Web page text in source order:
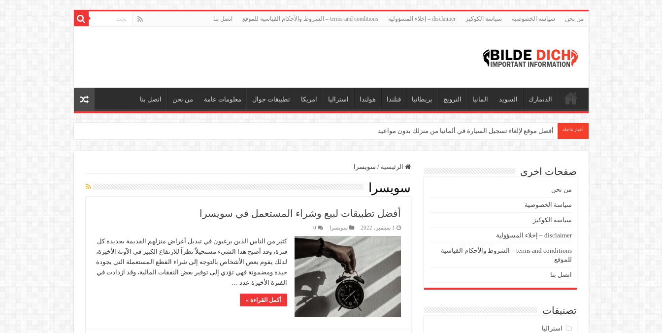
من نحن سياسة الخصوصية سياسة الكوكيز disclaimer – إخلاء المسؤولية terms and conditions – الشروط والأحكام القياسية للموقع اتصل بنا
الدنمارك السويد المانيا النرويج بريطانيا فنلندا هولندا استراليا امريكا تطبيقات جوال معلومات عامة من نحن اتصل بنا
أخبار عاجلة أفضل موقع لإلغاء تسجيل السيارة في ألمانيا من منزلك بدون مواعيد
الرئيسية / سويسرا
سويسرا
أفضل تطبيقات لبيع وشراء المستعمل في سويسرا
1 سبتمبر، 2022 سويسرا 0
كثير من الناس الذين يرغبون في تبديل أغراض منزلهم القديمة بجديدة كل
فترة، وقد أصبح هذا الشيء مستحيلاً نظراً للارتفاع الكبير في الآونة الأخيرة،
لذلك يقوم بعض الأشخاص بالتوجه إلى شراء القطع المستعملة التي بجودة
جيدة ومضمونة فهي تؤدي إلى توفير بعض النفقات المالية، وقد ازدادت في
الفترة الأخيرة عدد …
أكمل القراءة »
صفحات اخرى
من نحن
سياسة الخصوصية
سياسة الكوكيز
disclaimer – إخلاء المسؤولية
terms and conditions – الشروط والأحكام القياسية
للموقع
اتصل بنا
تصنيفات
استراليا